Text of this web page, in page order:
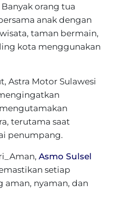
orang tua
anak dengan
taman bermain,
kota menggunakan
Astra Motor Sulawesi
terutama saat
penumpang.
Asmo Sulsel
setiap
aman, nyaman, dan